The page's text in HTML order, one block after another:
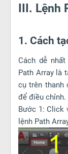
III.
1. Cách
Cách dễ
Path Array là
cụ trên thanh
để điều chỉnh.
Bước 1: Click
lệnh Path